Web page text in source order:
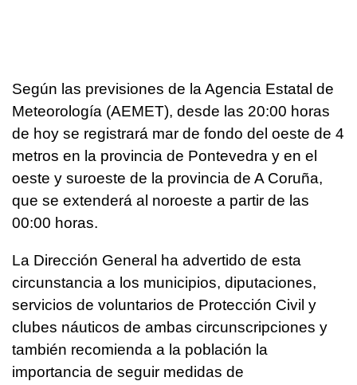
Según las previsiones de la Agencia Estatal de
Meteorología (AEMET), desde las 20:00 horas
de hoy se registrará mar de fondo del oeste de 4
metros en la provincia de Pontevedra y en el
oeste y suroeste de la provincia de A Coruña,
que se extenderá al noroeste a partir de las
00:00 horas.
La Dirección General ha advertido de esta
circunstancia a los municipios, diputaciones,
servicios de voluntarios de Protección Civil y
clubes náuticos de ambas circunscripciones y
también recomienda a la población la
importancia de seguir medidas de